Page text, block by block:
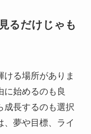
るだけじゃも
る場所がありま
に始めるのも良
成長するのも選択
、夢や目標、ライ